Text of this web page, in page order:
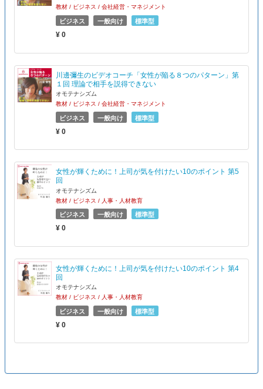
教材 / ビジネス / 会社経営・マネジメント
ビジネス 一般向け 標準型
¥ 0
川邊彌生のビデオコーチ「女性が陥る８つのパターン」第
１回 理論で相手を説得できない
オモテナシズム
教材 / ビジネス / 会社経営・マネジメント
ビジネス 一般向け 標準型
¥ 0
女性が輝くために！上司が気を付けたい10のポイント 第5
回
オモテナシズム
教材 / ビジネス / 人事・人材教育
ビジネス 一般向け 標準型
¥ 0
女性が輝くために！上司が気を付けたい10のポイント 第4
回
オモテナシズム
教材 / ビジネス / 人事・人材教育
ビジネス 一般向け 標準型
¥ 0